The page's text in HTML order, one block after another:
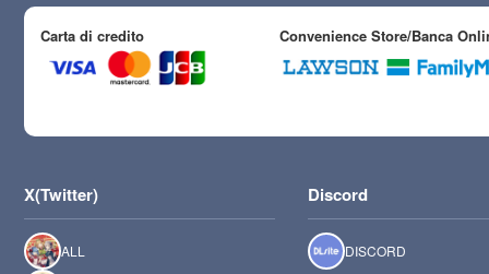
Carta di credito Convenience Store/Banca
X(Twitter)
ALL
Discord
DISCORD